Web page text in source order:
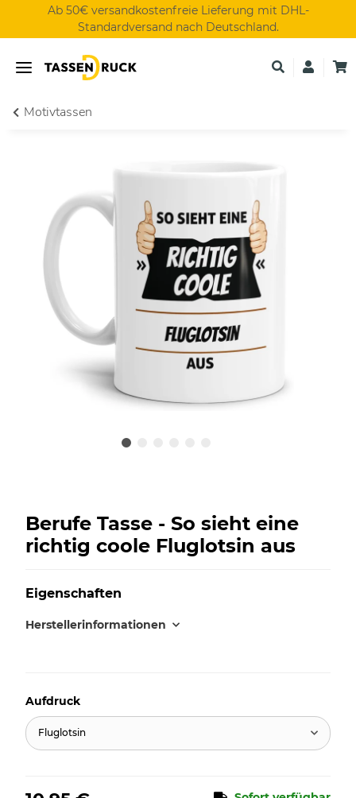
Ab 50€ versandkostenfreie Lieferung mit DHL-
Standardversand nach Deutschland.
Motivtassen
Berufe Tasse - So sieht eine
richtig coole Fluglotsin aus
Eigenschaften
Herstellerinformationen
Aufdruck
Fluglotsin